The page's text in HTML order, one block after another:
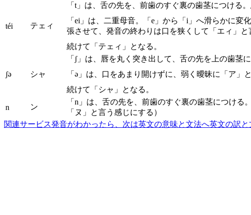
téi テェィ
「t」は、舌の先を、前歯のすぐ裏の歯茎につける
「ei」は、二重母音。「e」から「i」へ滑らかに
張させて、発音の終わりは口を狭くして「エィ」と
続けて「テェィ」となる。
ʃə シャ
「ʃ」は、唇を丸く突き出して、舌の先を上の歯茎
「ə」は、口をあまり開けずに、弱く曖昧に「ア」と
続けて「シャ」となる。
n ン
「n」は、舌の先を、前歯のすぐ裏の歯茎につけ
「ヌ」と言う感じにする）
関連サービス発音がわかったら、次は英文の意味と文法へ英文の訳